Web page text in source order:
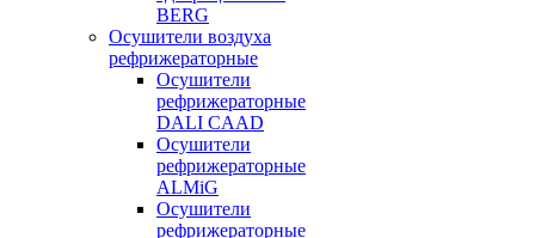
BERG
Осушители воздуха
рефрижераторные
Осушители
рефрижераторные
DALI CAAD
Осушители
рефрижераторные
ALMiG
Осушители
рефрижераторные